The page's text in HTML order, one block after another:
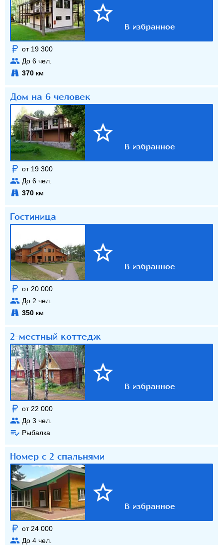
от 19 300
До 6 чел.
370 км
Дом на 6 человек
от 19 300
До 6 чел.
370 км
Гостиница
от 20 000
До 2 чел.
350 км
2-местный коттедж
от 22 000
До 3 чел.
Рыбалка
Номер с 2 спальнями
от 24 000
До 4 чел.